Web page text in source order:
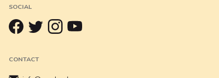
SOCIAL
CONTACT